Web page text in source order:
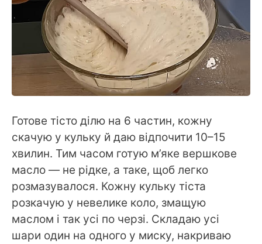
Готове тісто ділю на 6 частин, кожну
скачую у кульку й даю відпочити 10–15
хвилин. Тим часом готую м’яке вершкове
масло — не рідке, а таке, щоб легко
розмазувалося. Кожну кульку тіста
розкачую у невелике коло, змащую
маслом і так усі по черзі. Складаю усі
шари один на одного у миску, накриваю